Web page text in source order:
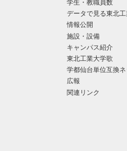
学生・教職員数
データで見る東北
情報公開
施設・設備
キャンパス紹介
東北工業大学歌
学都仙台単位互換
広報
関連リンク